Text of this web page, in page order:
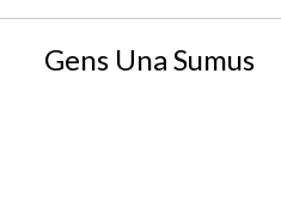
Gens Una Sumus